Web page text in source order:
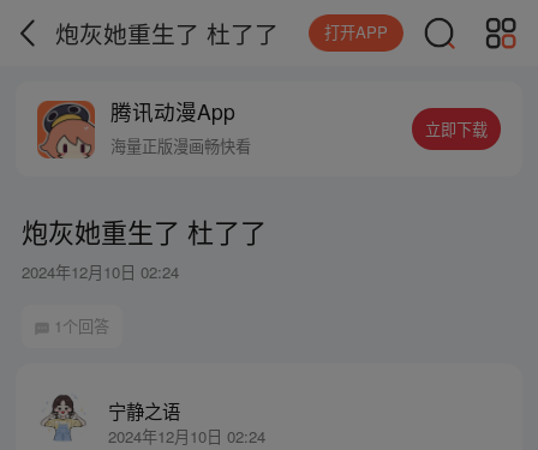
炮灰她重生了 杜了了 打开APP
腾讯动漫App
海量正版漫画畅快看
立即下载
炮灰她重生了 杜了了
2024年12月10日 02:24
1个回答
宁静之语
2024年12月10日 02:24